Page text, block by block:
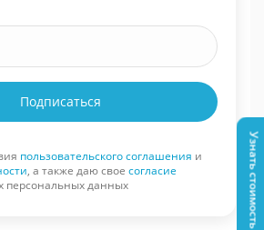
Подписаться
пользовательского соглашения и
, а также даю свое согласие
персональных данных
Узнать стоимость